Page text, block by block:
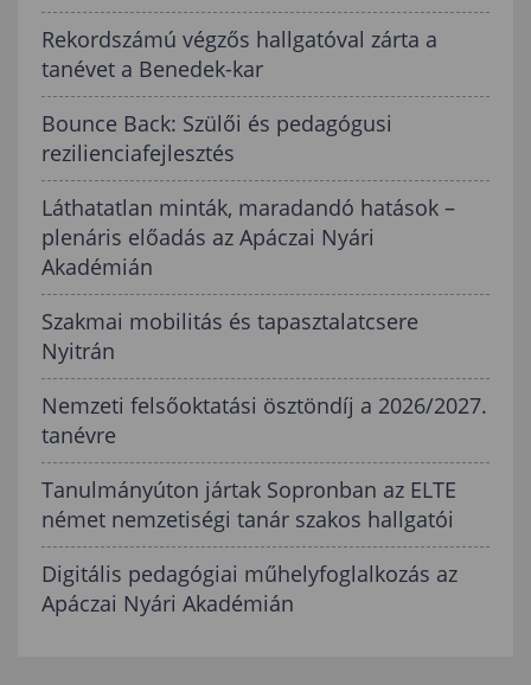
Rekordszámú végzős hallgatóval zárta a
tanévet a Benedek-kar
Bounce Back: Szülői és pedagógusi
rezilienciafejlesztés
Láthatatlan minták, maradandó hatások –
plenáris előadás az Apáczai Nyári
Akadémián
Szakmai mobilitás és tapasztalatcsere
Nyitrán
Nemzeti felsőoktatási ösztöndíj a 2026/2027.
tanévre
Tanulmányúton jártak Sopronban az ELTE
német nemzetiségi tanár szakos hallgatói
Digitális pedagógiai műhelyfoglalkozás az
Apáczai Nyári Akadémián